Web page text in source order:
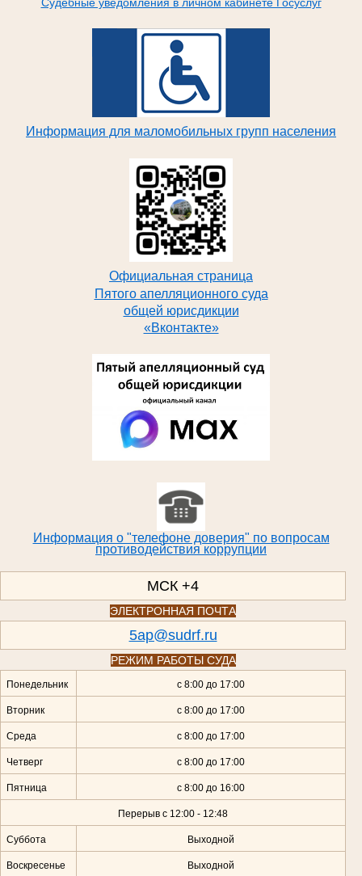
Судебные уведомления в личном кабинете Госуслуг
Информация для маломобильных групп населения
Официальная страница
Пятого апелляционного суда
общей юрисдикции
«Вконтакте»
Информация о "телефоне доверия" по вопросам
противодействия коррупции
МСК +4
ЭЛЕКТРОННАЯ ПОЧТА
5ap@sudrf.ru
РЕЖИМ РАБОТЫ СУДА
Понедельник с 8:00 до 17:00
Вторник с 8:00 до 17:00
Среда с 8:00 до 17:00
Четверг с 8:00 до 17:00
Пятница с 8:00 до 16:00
Перерыв с 12:00 - 12:48
Суббота Выходной
Воскресенье Выходной